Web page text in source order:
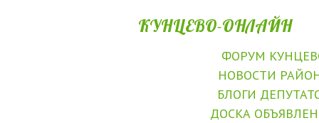
КУНЦЕВО-ОНЛАЙН
ФОРУМ
НОВОСТИ
БЛОГИ
ДОСКА